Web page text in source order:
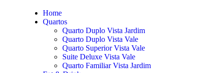
Home
Quartos
Quarto Duplo Vista Jardim
Quarto Duplo Vista Vale
Quarto Superior Vista Vale
Suite Deluxe Vista Vale
Quarto Familiar Vista Jardim